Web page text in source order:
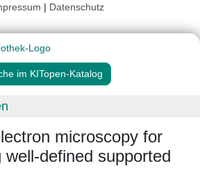
| Datenschutz
im KITopen-Katalog
microscopy for
well-defined supported